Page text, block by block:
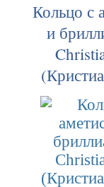
Кольцо с
и